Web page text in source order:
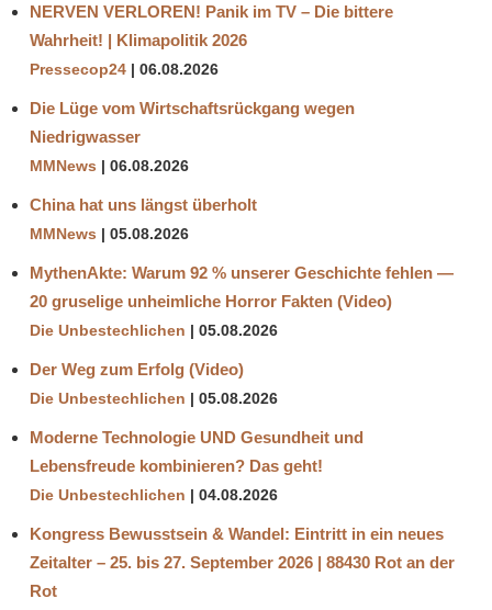
NERVEN VERLOREN! Panik im TV – Die bittere
Wahrheit! | Klimapolitik 2026
Pressecop24 06.08.2026
Die Lüge vom Wirtschaftsrückgang wegen
Niedrigwasser
MMNews 06.08.2026
China hat uns längst überholt
MMNews 05.08.2026
MythenAkte: Warum 92 % unserer Geschichte fehlen —
20 gruselige unheimliche Horror Fakten (Video)
Die Unbestechlichen 05.08.2026
Der Weg zum Erfolg (Video)
Die Unbestechlichen 05.08.2026
Moderne Technologie UND Gesundheit und
Lebensfreude kombinieren? Das geht!
Die Unbestechlichen 04.08.2026
Kongress Bewusstsein & Wandel: Eintritt in ein neues
Zeitalter – 25. bis 27. September 2026 | 88430 Rot an der
Rot